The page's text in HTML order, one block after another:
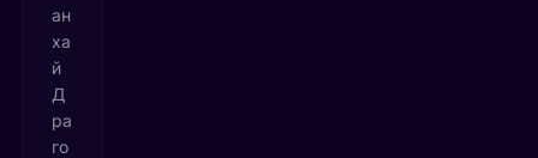
ан
ха
й
Д
ра
го